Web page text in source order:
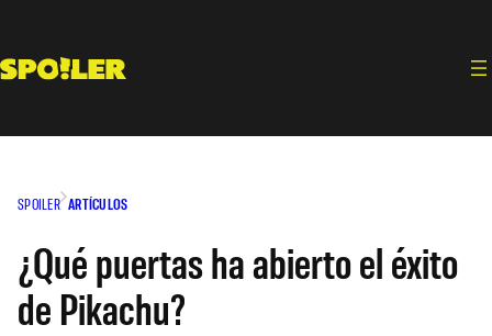
contenido
SPOILER ARTÍCULOS
¿Qué puertas ha abierto el éxito
de Pikachu?